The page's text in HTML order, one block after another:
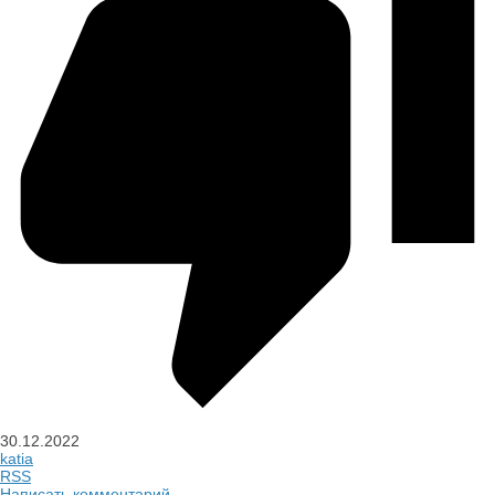
30.12.2022
katia
RSS